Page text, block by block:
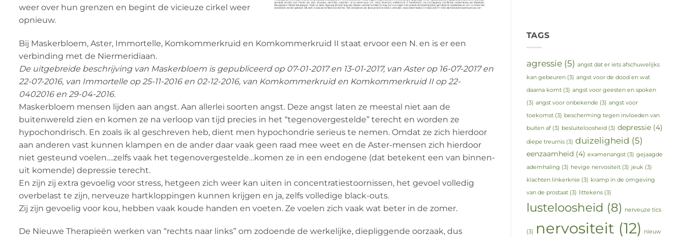
weer over hun grenzen en begint de vicieuze cirkel weer
opnieuw.
Bij Maskerbloem, Aster, Immortelle, Komkommerkruid en Komkommerkruid II staat ervoor een N. en is er een
verbinding met de Niermeridiaan.
De uitgebreide beschrijving van Maskerbloem is gepubliceerd op 07-01-2017 en 13-01-2017, van Aster op 16-07-2017 en
22-07-2016, van Immortelle op 25-11-2016 en 02-12-2016, van Komkommerkruid en Komkommerkruid II op 22-
0402016 en 29-04-2016.
Maskerbloem mensen lijden aan angst. Aan allerlei soorten angst. Deze angst laten ze meestal niet aan de
buitenwereld zien en komen ze na verloop van tijd precies in het “tegenovergestelde” terecht en worden ze
hypochondrisch. En zoals ik al geschreven heb, dient men hypochondrie serieus te nemen. Omdat ze zich hierdoor
aan anderen vast kunnen klampen en de ander daar vaak geen raad mee weet en de Aster-mensen zich hierdoor
niet gesteund voelen….zelfs vaak het tegenovergestelde…komen ze in een endogene (dat betekent een van binnen-
uit komende) depressie terecht.
En zijn zij extra gevoelig voor stress, hetgeen zich weer kan uiten in concentratiestoornissen, het gevoel volledig
overbelast te zijn, nerveuze hartkloppingen kunnen krijgen en ja, zelfs volledige black-outs.
Zij zijn gevoelig voor kou, hebben vaak koude handen en voeten. Ze voelen zich vaak wat beter in de zomer.
De Nieuwe Therapieën werken van “rechts naar links” om zodoende de werkelijke, diepliggende oorzaak, dus
TAGS
agressie(5) angst dat er iets afschuwelijks
kan gebeuren(3) angst voor de dood en wat
daarna komt(3) angst voor geesten en spoken
(3) angst voor onbekende (3) angst voor
toekomst(3) bescherming tegen invloeden van
buiten af(3) besluiteloosheid (3) depressie(4)
diepe treurnis(3) duizeligheid (5)
eenzaamheid (4) examenangst(3) gejaagde
ademhaling (3) hevige nervositeit(3) jeuk(3)
klachten linkerknie (3) kramp in de omgeving
van de prostaat(3) littekens(3)
lusteloosheid (8) nerveuze tics
(3) nervositeit (12) nieuw